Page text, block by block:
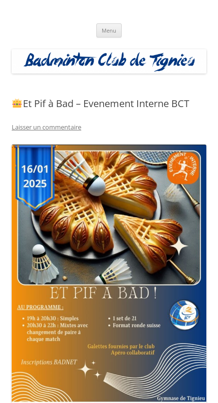
Menu
Et Pif à Bad – Evenement Interne BCT
Laisser un commentaire